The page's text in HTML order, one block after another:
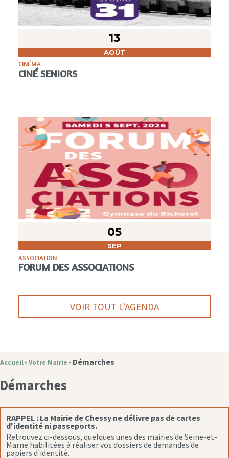
13
AOÛT
CINÉMA
CINÉ SENIORS
05
SEP
ASSOCIATION
FORUM DES ASSOCIATIONS
VOIR TOUT L'AGENDA
Accueil » Votre Mairie » Démarches
Démarches
RAPPEL : La Mairie de Chessy ne délivre pas de cartes
d'identité ni passeports.
Retrouvez ci-dessous, quelques unes des mairies de Seine-et-
Marne habilitées à réaliser vos dossiers de demandes de
papiers d'identité.